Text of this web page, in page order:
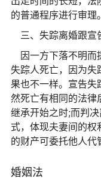
的普通程序进行审理
三、失踪离婚跟宣
因一方下落不明而
失踪人死亡，因为失
果也不一样。宣告失
然死亡有相同的法律
继承开始之时;而判
式，体现夫妻间的权
的财产可委托他人代
婚姻法